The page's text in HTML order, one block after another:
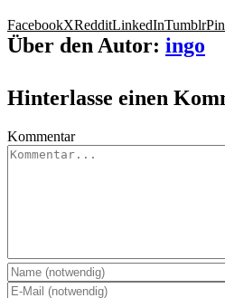
FacebookXRedditLinkedInTumblr
Über den Autor: ingo
Hinterlasse einen
Kommentar